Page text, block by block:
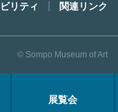
展覧会
ブス
リティ 関連リンク
© Sompo Museum of Art